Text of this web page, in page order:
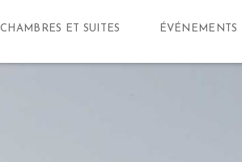
CHAMBRES ET SUITES ÉVÉNEMENTS